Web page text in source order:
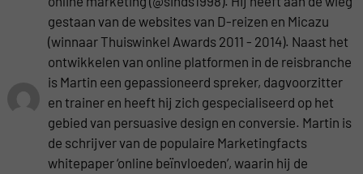
gestaan van de websites van D-reizen en Micazu
(winnaar Thuiswinkel Awards 2011 - 2014). Naast het
ontwikkelen van online platformen in de reisbranche
is Martin een gepassioneerd spreker, dagvoorzitter
en trainer en heeft hij zich gespecialiseerd op het
gebied van persuasive design en conversie. Martin is
de schrijver van de populaire Marketingfacts
whitepaper ‘online beïnvloeden’, waarin hij de